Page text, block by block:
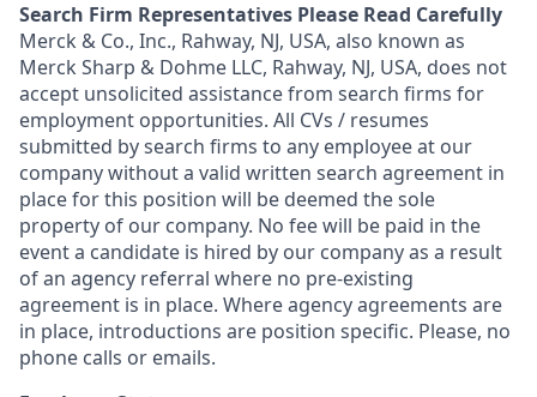
Search Firm Representatives Please Read Carefully
Merck & Co., Inc., Rahway, NJ, USA, also known as
Merck Sharp & Dohme LLC, Rahway, NJ, USA, does not
accept unsolicited assistance from search firms for
employment opportunities. All CVs / resumes
submitted by search firms to any employee at our
company without a valid written search agreement in
place for this position will be deemed the sole
property of our company. No fee will be paid in the
event a candidate is hired by our company as a result
of an agency referral where no pre-existing
agreement is in place. Where agency agreements are
in place, introductions are position specific. Please, no
phone calls or emails.